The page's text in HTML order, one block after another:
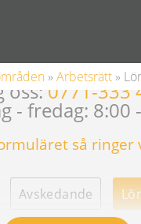
» Arbetsrätt»
inledande
oss: 0771-333
- fredag: 8:00
så ringer
Avskedande